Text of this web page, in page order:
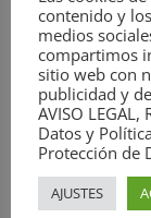
la
partir...
Leer Más
La
Noticias
La
Cantabria
los
contenido y
medios
compartimos
sitio web con
publicidad y
AVISO
Datos y
Protección de
AJUSTES